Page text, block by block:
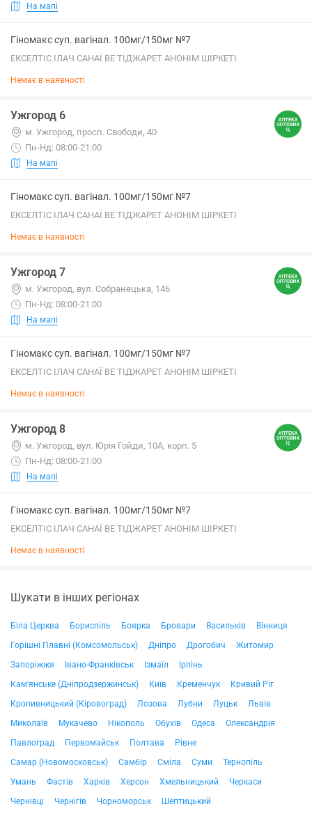
На мапі
Гіномакс суп. вагінал. 100мг/150мг №7
ЕКСЕЛТІС ІЛАЧ САНАЇ ВЕ ТІДЖАРЕТ АНОНІМ ШІРКЕТІ
Немає в наявності
Ужгород 6
м. Ужгород, просп. Свободи, 40
Пн-Нд: 08:00-21:00
На мапі
Гіномакс суп. вагінал. 100мг/150мг №7
ЕКСЕЛТІС ІЛАЧ САНАЇ ВЕ ТІДЖАРЕТ АНОНІМ ШІРКЕТІ
Немає в наявності
Ужгород 7
м. Ужгород, вул. Собранецька, 146
Пн-Нд: 08:00-21:00
На мапі
Гіномакс суп. вагінал. 100мг/150мг №7
ЕКСЕЛТІС ІЛАЧ САНАЇ ВЕ ТІДЖАРЕТ АНОНІМ ШІРКЕТІ
Немає в наявності
Ужгород 8
м. Ужгород, вул. Юрія Гойди, 10А, корп. 5
Пн-Нд: 08:00-21:00
На мапі
Гіномакс суп. вагінал. 100мг/150мг №7
ЕКСЕЛТІС ІЛАЧ САНАЇ ВЕ ТІДЖАРЕТ АНОНІМ ШІРКЕТІ
Немає в наявності
Шукати в інших регіонах
Біла Церква Бориспіль Боярка Бровари Васильків
Вінниця
Горішні Плавні (Комсомольськ)
Дніпро Дрогобич
Житомир
Запоріжжя
Івано-Франківськ Ізмаїл
Ірпінь
Кам'янське (Дніпродзержинськ)
Київ Кременчук
Кривий Ріг
Кропивницький (Кіровоград)
Лозова Лубни Луцьк
Львів
Миколаїв
Мукачево Нікополь Обухів Одеса
Олександрія
Павлоград
Первомайськ Полтава
Рівне
Самар (Новомосковськ)
Самбір Сміла Суми
Тернопіль
Умань
Фастів Харків Херсон Хмельницький
Черкаси
Чернівці
Чернігів Чорноморськ Шептицький